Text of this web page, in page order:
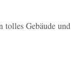
tolles Gebäude und